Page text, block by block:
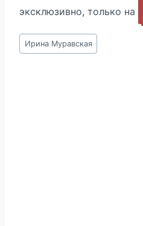
эксклюзивно, только на
Метки
записи:
Ирина Муравская